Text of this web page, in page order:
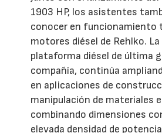
1903 HP, los asistentes
conocer en funcionamiento
motores diésel de Rehlko.
plataforma diésel de última
compañía, continúa
en aplicaciones de
manipulación de materiales
combinando dimensiones
elevada densidad de